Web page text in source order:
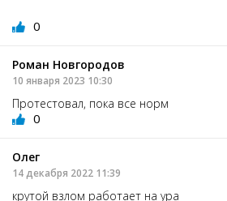
0
Роман Новгородов
10 января 2023 10:30
Протестовал, пока все норм
0
Олег
14 декабря 2022 11:39
крутой взлом работает на ура